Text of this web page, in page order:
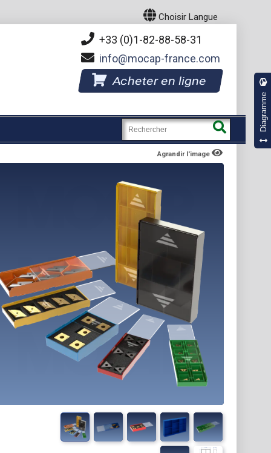
Choisir Langue
+33 (0)1-82-88-58-31
info
mocap-france.com
Acheter en ligne
Agrandir l'image
Diagramme